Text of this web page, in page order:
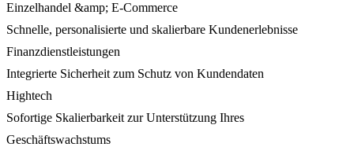
Einzelhandel &amp; E-Commerce
Schnelle, personalisierte und skalierbare Kundenerlebnisse
Finanzdienstleistungen
Integrierte Sicherheit zum Schutz von Kundendaten
Hightech
Sofortige Skalierbarkeit zur Unterstützung Ihres
Geschäftswachstums